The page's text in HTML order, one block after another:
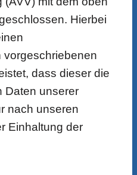
Hierbei
vorgeschriebenen
dass dieser die
Daten unserer
nach unseren
Einhaltung der